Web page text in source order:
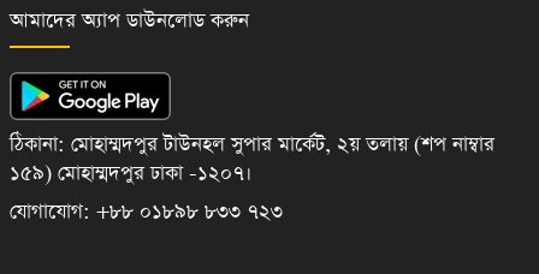
আমাদের অ্যাপ ডাউনলোড করুন
ঠিকানা: মোহাম্মদপুর টাউনহল সুপার মার্কেট, ২য় তলায় (শপ নাম্বার
১৫৯) মোহাম্মদপুর ঢাকা -১২০৭।
যোগাযোগ: +৮৮ ০১৮৯৮ ৮৩৩ ৭২৩